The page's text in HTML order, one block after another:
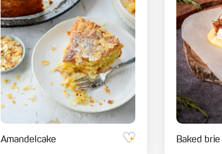
Amandelcake Baked